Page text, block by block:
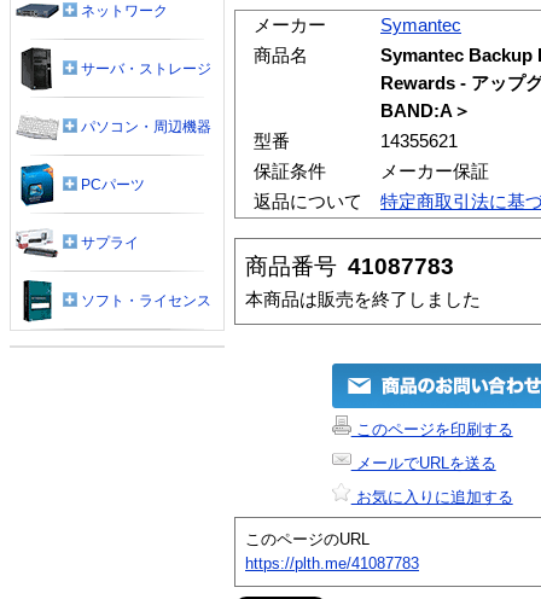
メーカー
Symantec
商品名
Symantec Backup
Rewards - アップ
BAND:A＞
型番
14355621
保証条件
メーカー保証
返品について
特定商取引法に基
商品番号 41087783
本商品は販売を終了しました
このページを印刷する
メールでURLを送る
お気に入りに追加する
このページのURL
https://plth.me/41087783
ネットワーク
サーバ・ストレージ
パソコン・周辺機器
PCパーツ
サプライ
ソフト・ライセンス